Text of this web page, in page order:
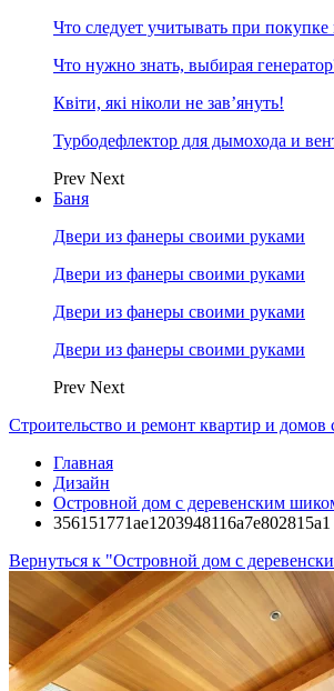
Что следует учитывать при
Что нужно знать, выбирая
Квіти, які ніколи не зав’януть!
Турбодефлектор для дымохода и
Prev Next
Баня
Двери из фанеры своими руками
Двери из фанеры своими руками
Двери из фанеры своими руками
Двери из фанеры своими руками
Prev Next
Строительство и ремонт квартир и домов
Главная
Дизайн
Островной дом с деревенским
356151771ae1203948116a7e802815a1
Вернуться к "Островной дом с